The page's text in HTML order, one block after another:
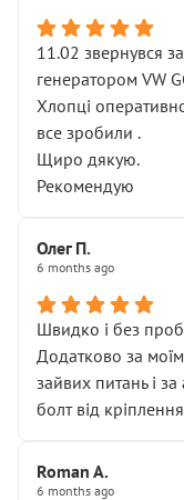
11.02 звернувся
генератором VW
Хлопці
все зробили .
Щиро дякую.
Рекомендую
Олег П.
6 months ago
Швидко і без
Додатково за
зайвих питань і
болт від
Roman A.
6 months ago